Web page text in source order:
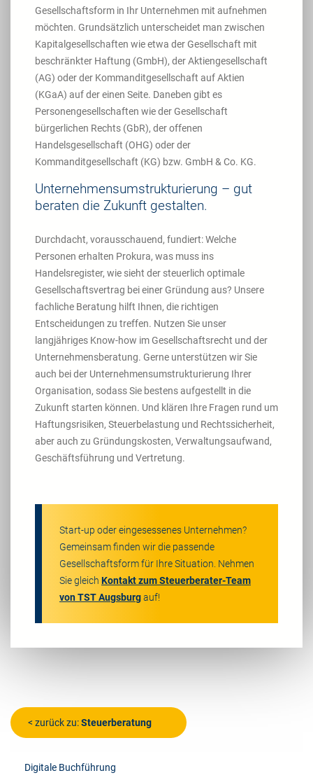
Gesellschaftsform in Ihr Unternehmen mit aufnehmen
möchten. Grundsätzlich unterscheidet man zwischen
Kapitalgesellschaften wie etwa der Gesellschaft mit
beschränkter Haftung (GmbH), der Aktiengesellschaft
(AG) oder der Kommanditgesellschaft auf Aktien
(KGaA) auf der einen Seite. Daneben gibt es
Personengesellschaften wie der Gesellschaft
bürgerlichen Rechts (GbR), der offenen
Handelsgesellschaft (OHG) oder der
Kommanditgesellschaft (KG) bzw. GmbH & Co. KG.
Unternehmensumstrukturierung – gut
beraten die Zukunft gestalten.
Durchdacht, vorausschauend, fundiert: Welche
Personen erhalten Prokura, was muss ins
Handelsregister, wie sieht der steuerlich optimale
Gesellschaftsvertrag bei einer Gründung aus? Unsere
fachliche Beratung hilft Ihnen, die richtigen
Entscheidungen zu treffen. Nutzen Sie unser
langjähriges Know-how im Gesellschaftsrecht und der
Unternehmensberatung. Gerne unterstützen wir Sie
auch bei der Unternehmensumstrukturierung Ihrer
Organisation, sodass Sie bestens aufgestellt in die
Zukunft starten können. Und klären Ihre Fragen rund um
Haftungsrisiken, Steuerbelastung und Rechtssicherheit,
aber auch zu Gründungskosten, Verwaltungsaufwand,
Geschäftsführung und Vertretung.
Start-up oder eingesessenes Unternehmen?
Gemeinsam finden wir die passende
Gesellschaftsform für Ihre Situation. Nehmen
Sie gleich Kontakt zum Steuerberater-Team
von TST Augsburgauf!
< zurück zu:Steuerberatung
Digitale Buchführung